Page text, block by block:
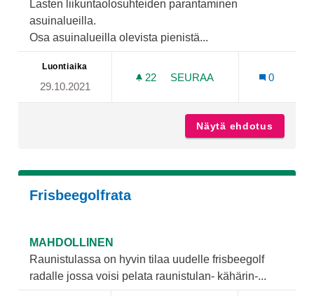
Lasten liikuntaolosuhteiden parantaminen
asuinalueilla.
Osa asuinalueilla olevista pienistä...
Luontiaika
29.10.2021
22 22 SEURAAJAA
SEURAA
0
Näytä ehdotus
Frisbeegolfrata
MAHDOLLINEN
Raunistulassa on hyvin tilaa uudelle frisbeegolf
radalle jossa voisi pelata raunistulan- kähärin-...